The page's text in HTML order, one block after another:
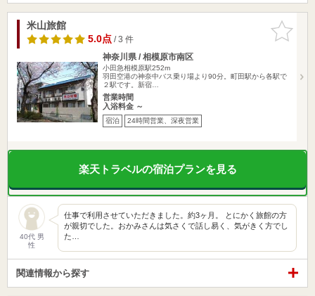
お気に入
りに追加
米山旅館
5.0点/ 3 件
神奈川県 / 相模原市南区
小田急相模原駅252m
羽田空港の神奈中バス乗り場より90分。町田駅から各駅で
２駅です。新宿…
営業時間
入浴料金 ～
宿泊 24時間営業、深夜営業
楽天トラベルの宿泊プランを見る
40代 男
性
仕事で利用させていただきました。約3ヶ月。 とにかく旅館の方
が親切でした。おかみさんは気さくで話し易く、気がきく方でし
た…
関連情報から探す